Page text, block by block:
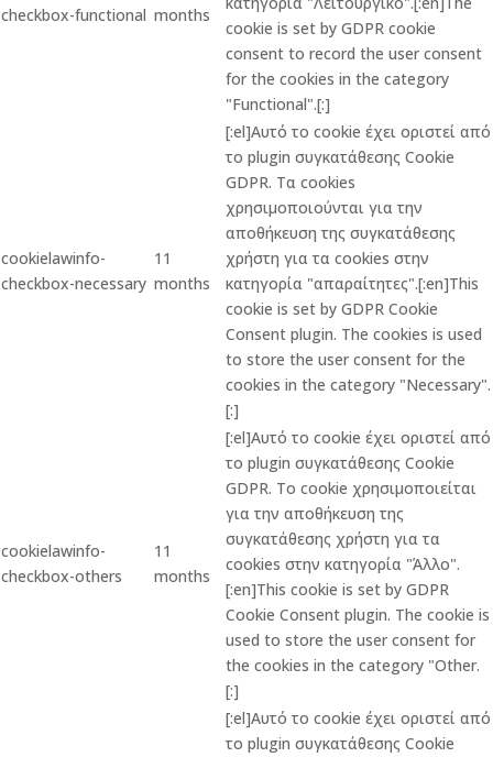
checkbox-functional months
cookie is set by GDPR cookie
consent to record the user consent
for the cookies in the category
"Functional".[:]
cookielawinfo-
checkbox-necessary
11
months
[:el]Αυτό το cookie έχει οριστεί από
το plugin συγκατάθεσης Cookie
GDPR. Τα cookies
χρησιμοποιούνται για την
αποθήκευση της συγκατάθεσης
χρήστη για τα cookies στην
κατηγορία "απαραίτητες".[:en]This
cookie is set by GDPR Cookie
Consent plugin. The cookies is used
to store the user consent for the
cookies in the category "Necessary".
[:]
cookielawinfo-
checkbox-others
11
months
[:el]Αυτό το cookie έχει οριστεί από
το plugin συγκατάθεσης Cookie
GDPR. Το cookie χρησιμοποιείται
για την αποθήκευση της
συγκατάθεσης χρήστη για τα
cookies στην κατηγορία "Άλλο".
[:en]This cookie is set by GDPR
Cookie Consent plugin. The cookie is
used to store the user consent for
the cookies in the category "Other.
[:]
[:el]Αυτό το cookie έχει οριστεί από
το plugin συγκατάθεσης Cookie